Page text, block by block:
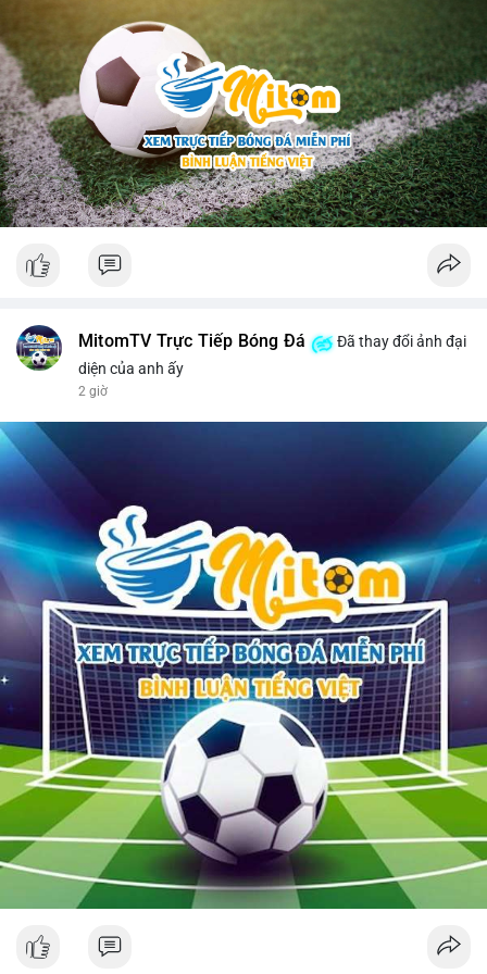
MitomTV Trực Tiếp Bóng Đá
Đã thay đổi ảnh đại
diện của anh ấy
2 giờ